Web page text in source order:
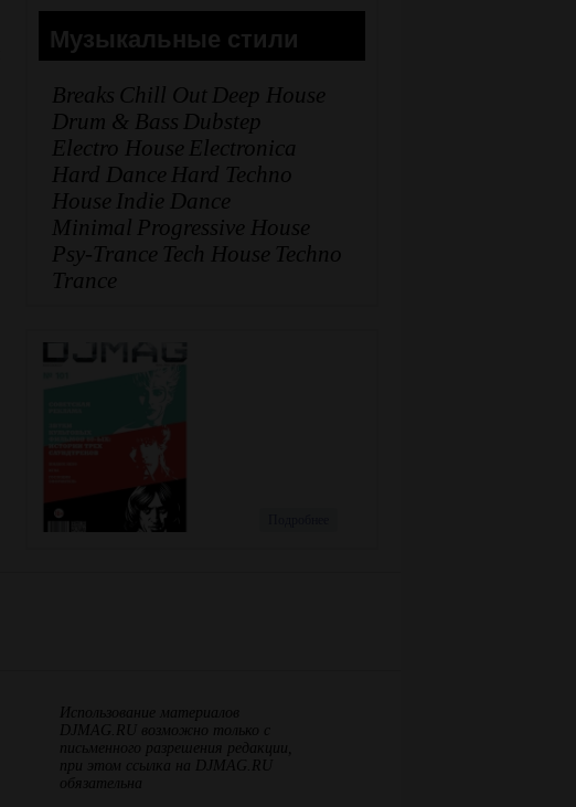
Музыкальные стили
Breaks Chill Out Deep House
Drum & Bass Dubstep
Electro House Electronica
Hard Dance Hard Techno
House Indie Dance
Minimal Progressive House
Psy-Trance Tech House Techno
Trance
Использование материалов
DJMAG.RU возможно только с
письменного разрешения редакции,
при этом ссылка на DJMAG.RU
обязательна